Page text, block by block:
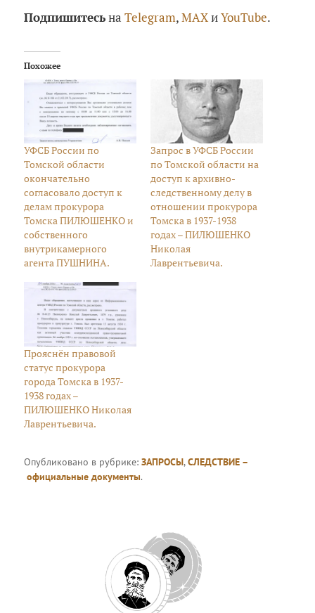
ПодпишитесьнаTelegram,MAXиYouTube.
Похожее
УФСБ России по
Томской области
окончательно
согласовало доступ к
делам прокурора
Томска ПИЛЮШЕНКО и
собственного
внутрикамерного
агента ПУШНИНА.
Запрос в УФСБ России
по Томской области на
доступ к архивно-
следственному делу в
отношении прокурора
Томска в 1937-1938
годах – ПИЛЮШЕНКО
Николая
Лаврентьевича.
Прояснён правовой
статус прокурора
города Томска в 1937-
1938 годах –
ПИЛЮШЕНКО Николая
Лаврентьевича.
Опубликовано в рубрике:ЗАПРОСЫ,СЛЕДСТВИЕ –
официальные документы.